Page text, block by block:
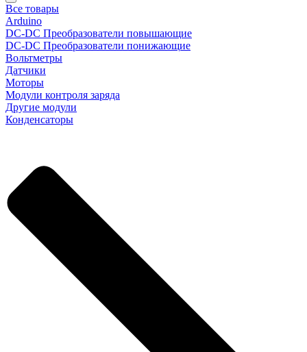
Все товары
Arduino
DC-DC Преобразователи повышающие
DC-DC Преобразователи понижающие
Вольтметры
Датчики
Моторы
Модули контроля заряда
Другие модули
Конденсаторы